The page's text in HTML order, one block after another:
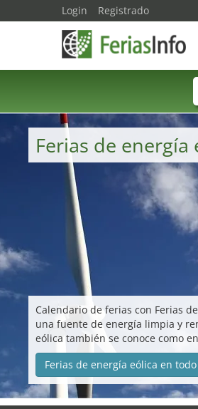
Ferias de
Calendario de ferias con Ferias
una fuente de energía limpia y
eólica también se conoce como
Ferias de energía eólica en
Login Registrado